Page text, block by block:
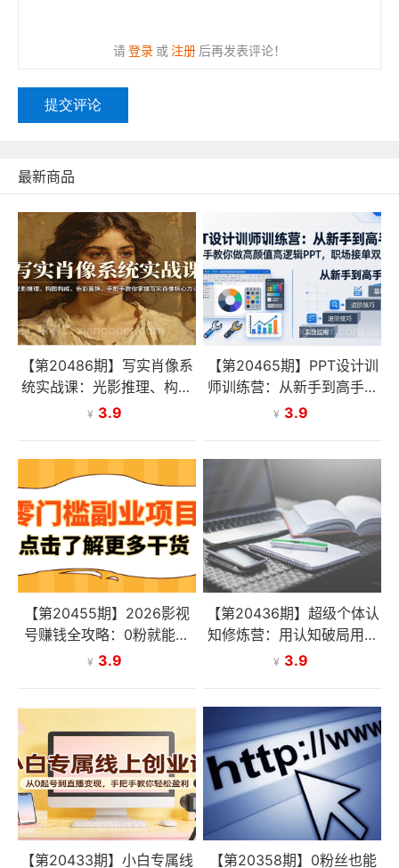
请登录 或 注册 后再发表评论！
提交评论
最新商品
【第20486期】写实肖像系
统实战课：光影推理、构图
构成、色彩置换，手把手教
¥ 3.9
【第20465期】PPT设计训
师训练营：从新手到高手，
手把手教你做高颜值高逻辑
¥ 3.9
【第20455期】2026影视
号赚钱全攻略：0粉就能变
现，轻松月入过万的秘诀都
¥ 3.9
【第20436期】超级个体认
知修炼营：用认知破局用行
动变现，从负债百万到月入
¥ 3.9
【第20433期】小白专属线
【第20358期】0粉丝也能